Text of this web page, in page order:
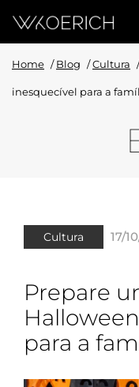
Home /Blog /Cultura
inesquecível para a
Cultura 17/
Prepare
para a